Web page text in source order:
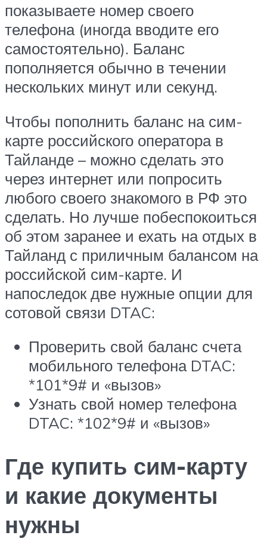
показываете номер своего
телефона (иногда вводите его
самостоятельно). Баланс
пополняется обычно в течении
нескольких минут или секунд.
Чтобы пополнить баланс на сим-
карте российского оператора в
Тайланде – можно сделать это
через интернет или попросить
любого своего знакомого в РФ это
сделать. Но лучше побеспокоиться
об этом заранее и ехать на отдых в
Тайланд с приличным балансом на
российской сим-карте. И
напоследок две нужные опции для
сотовой связи DTAC:
Проверить свой баланс счета
мобильного телефона DTAC:
*101*9# и «вызов»
Узнать свой номер телефона
DTAC: *102*9# и «вызов»
Где купить сим-карту
и какие документы
нужны